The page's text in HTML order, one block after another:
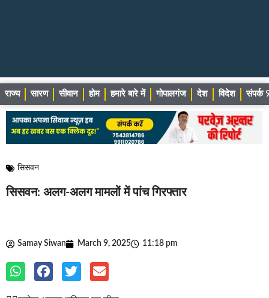
राज्य सारण सीवान होम हमारे बारे में गोपालगंज देश विदेश संपर्क
सिसवन
सिसवन: अलग-अलग मामलों में पांच गिरफ्तार
Samay Siwan March 9, 2025 11:18 pm